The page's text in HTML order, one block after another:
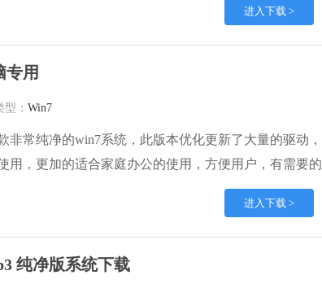
要的朋友速度下载吧。
进入下载 >
专用
型： Win7
非常纯净的win7系统，此版本优化更新了大量的驱动，
用，更加的适合家庭办公的使用，方便用户，有需要的
进入下载 >
纯净版系统下载